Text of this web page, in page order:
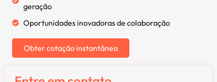
geração
Oportunidades inovadoras de colaboração
Obter cotação instantânea